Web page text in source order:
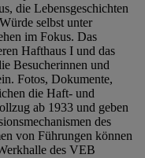
die Lebensgeschichten
selbst unter
im Fokus. Das
Hafthaus I und das
Besucherinnen und
Fotos, Dokumente,
die Haft- und
ab 1933 und geben
des
von Führungen können
des VEB